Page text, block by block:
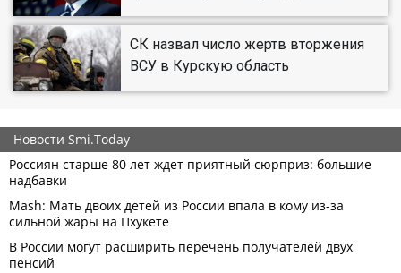
СК назвал число жертв вторжения
ВСУ в Курскую область